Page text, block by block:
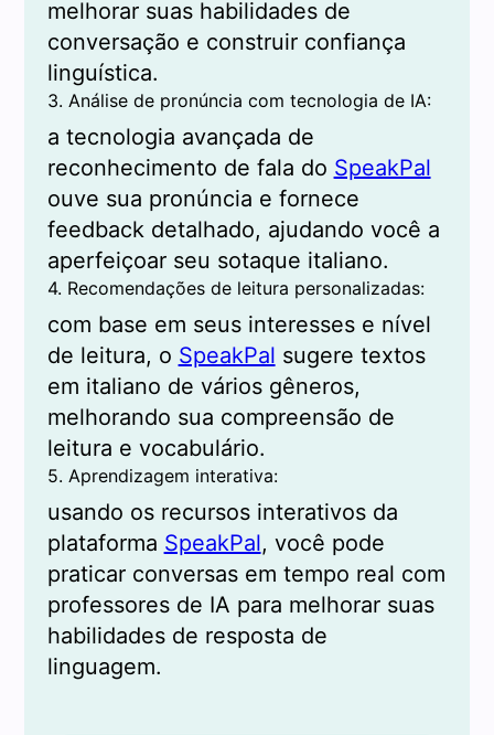
melhorar suas habilidades de
conversação e construir confiança
linguística.
3. Análise de pronúncia com tecnologia de IA:
a tecnologia avançada de
reconhecimento de fala do SpeakPal
ouve sua pronúncia e fornece
feedback detalhado, ajudando você a
aperfeiçoar seu sotaque italiano.
4. Recomendações de leitura personalizadas:
com base em seus interesses e nível
de leitura, o SpeakPal sugere textos
em italiano de vários gêneros,
melhorando sua compreensão de
leitura e vocabulário.
5. Aprendizagem interativa:
usando os recursos interativos da
plataforma SpeakPal, você pode
praticar conversas em tempo real com
professores de IA para melhorar suas
habilidades de resposta de
linguagem.